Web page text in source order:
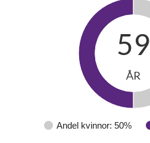
Andel kvinnor: 50%
59
ÅR